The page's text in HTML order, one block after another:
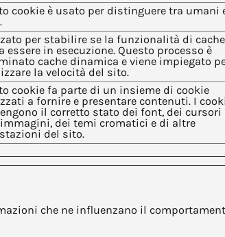
cookie è usato per distinguere tra umani
per stabilire se la funzionalità di cache
essere in esecuzione. Questo processo è
cache dinamica e viene impiegato
la velocità del sito.
cookie fa parte di un insieme di cookie
a fornire e presentare contenuti. I
il corretto stato dei font, dei cursori
dei temi cromatici e di altre
del sito.
che ne influenzano il